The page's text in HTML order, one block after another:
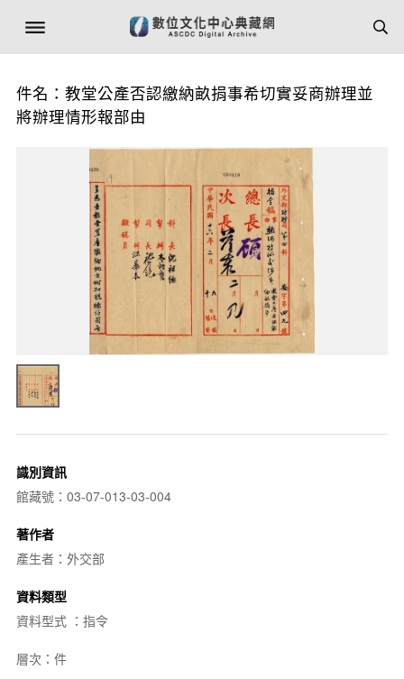
件名：教堂公產否認繳納畝捐事希切實妥商辦理並
將辦理情形報部由
識別資訊
館藏號：03-07-013-03-004
著作者
產生者：外交部
資料類型
資料型式 ：指令
層次：件